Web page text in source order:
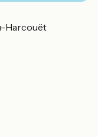
Harcouët